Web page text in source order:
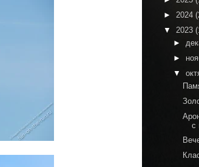
► 2024
▼ 2023
►
►
▼
с